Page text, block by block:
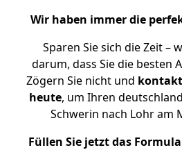
Wir haben immer die
Sparen Sie sich die Zeit –
darum, dass Sie die besten
Zögern Sie nicht und
heute, um Ihren
Schwerin nach Lohr am
Füllen Sie jetzt das